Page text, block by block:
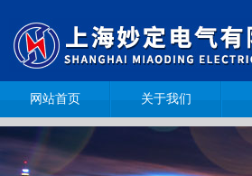
网站首页 关于我们